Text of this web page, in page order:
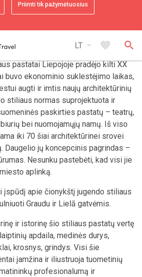
Priimti tik pažymėtuosius
LT arrow_drop_down favorite search
pastatai Liepojoje pradėjo kilti XX
buvo ekonominio suklestėjimo laikas,
augti ir imtis naujų architektūrinių
stiliaus normas suprojektuota ir
paskirties pastatų – teatrų,
bei nuomojamųjų namų. Iš viso
iki 70 šiai architektūrinei srovei
Daugelio jų koncepcinis pagrindas –
Nesunku pastebėti, kad visi jie
aplinką.
įspūdį apie čionykštį jugendo stiliaus
Graudu ir Lielā gatvėmis.
ir istorinę šio stiliaus pastatų vertę
apdaila, medinės durys,
krosnys, grindys. Visi šie
įamžina ir iliustruoja tuometinių
profesionalumą ir